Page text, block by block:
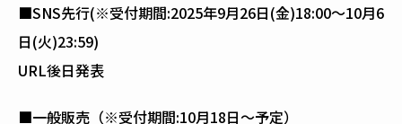
■SNS先行(※受付期間:2025年9月26日(金)18:00〜10月6
日(火)23:59)
URL後日発表
■一般販売（※受付期間:10月18日〜予定）